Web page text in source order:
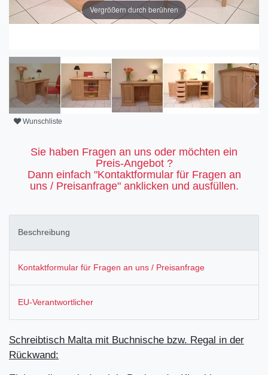
Vergrößern durch berühren
Wunschliste
Sie haben Fragen an uns oder möchten ein
Preis-Angebot ?
Dann einfach "Kontaktformular für Fragen an
uns / Preisanfrage" anklicken und ausfüllen.
Beschreibung
Kontaktformular für Fragen an uns / Preisanfrage
EU-Verantwortlicher
Schreibtisch Malta mit Buchnische bzw. Regal in der
Rückwand: